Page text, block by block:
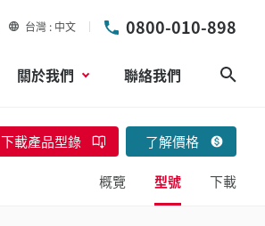
台灣 中文 0800-010-898
關於我們 聯絡我們
下載產品型錄 了解價格
概覽 型號 下載